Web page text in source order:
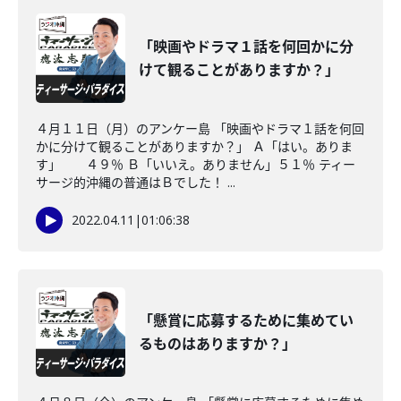
「映画やドラマ１話を何回かに分
けて観ることがありますか？」
４月１１日（月）のアンケー島 「映画やドラマ１話を何回
かに分けて観ることがありますか？」 Ａ「はい。ありま
す」 ４９％ Ｂ「いいえ。ありません」５１％ ティー
サージ的沖縄の普通はＢでした！ ...
2022.04.11 |01:06:38
「懸賞に応募するために集めてい
るものはありますか？」